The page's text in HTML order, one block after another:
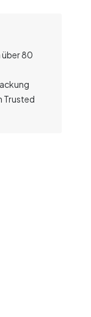
über 80
Trusted